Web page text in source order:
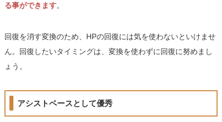
る事ができます。
回復を消す変換のため、HPの回復には気を使わないといけませ
ん。回復したいタイミングは、変換を使わずに回復に努めまし
ょう。
アシストベースとして優秀